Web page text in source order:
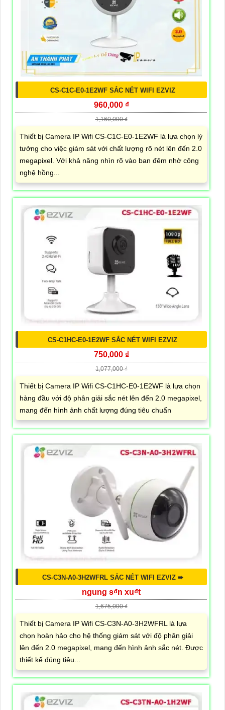
CS-C1C-E0-1E2WF SẮC NÉT WIFI EZVIZ
960,000 ₫
1,160,000 ₫
Thiết bị Camera IP Wifi CS-C1C-E0-1E2WF là lựa chọn lý
tưởng cho việc giám sát với chất lượng rõ nét lên đến 2.0
megapixel. Với khả năng nhìn rõ vào ban đêm nhờ công
nghệ hồng...
CS-C1HC-E0-1E2WF SẮC NÉT WIFI EZVIZ
750,000 ₫
1,077,000 ₫
Thiết bị Camera IP Wifi CS-C1HC-E0-1E2WF là lựa chọn
hàng đầu với độ phân giải sắc nét lên đến 2.0 megapixel,
mang đến hình ảnh chất lượng đúng tiêu chuẩn
CS-C3N-A0-3H2WFRL SẮC NÉT WIFI EZVIZ ➠
ngung s₫n xu₫t
1,675,000 ₫
Thiết bị Camera IP Wifi CS-C3N-A0-3H2WFRL là lựa
chọn hoàn hảo cho hệ thống giám sát với độ phân giải
lên đến 2.0 megapixel, mang đến hình ảnh sắc nét. Được
thiết kế đúng tiêu...